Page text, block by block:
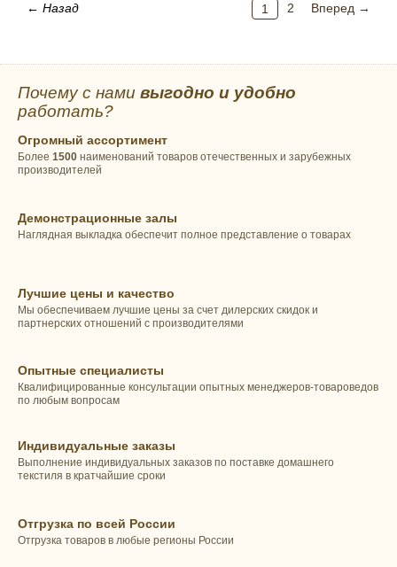
← Назад 1 2 Вперед →
Почему с нами выгодно и удобно
работать?
Огромный ассортимент
Более 1500 наименований товаров отечественных и зарубежных
производителей
Демонстрационные залы
Наглядная выкладка обеспечит полное представление о товарах
Лучшие цены и качество
Мы обеспечиваем лучшие цены за счет дилерских скидок и
партнерских отношений с производителями
Опытные специалисты
Квалифицированные консультации опытных менеджеров-товароведов
по любым вопросам
Индивидуальные заказы
Выполнение индивидуальных заказов по поставке домашнего
текстиля в кратчайшие сроки
Отгрузка по всей России
Отгрузка товаров в любые регионы России